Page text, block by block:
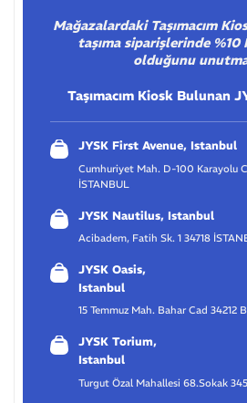
Mağazalardaki Taşımacım
taşıma siparişlerinde %10
olduğunu
Taşımacım Kiosk Bulunan
JYSK First Avenue, Istanbul
Cumhuriyet Mah. D-100 Karayolu
İSTANBUL
JYSK Nautilus, Istanbul
Acibadem, Fatih Sk. 1 34718
JYSK Oasis,
Istanbul
15 Temmuz Mah. Bahar Cad 34212
JYSK Torium,
Istanbul
Turgut Özal Mahallesi 68.Sokak